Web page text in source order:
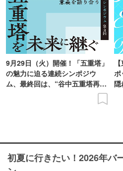
9月29日（火）開催！「五重塔」
の魅力に迫る連続シンポジウ
ム、最終回は、“谷中五重塔再建
ポ
隠
初夏に行きたい！2026年バ